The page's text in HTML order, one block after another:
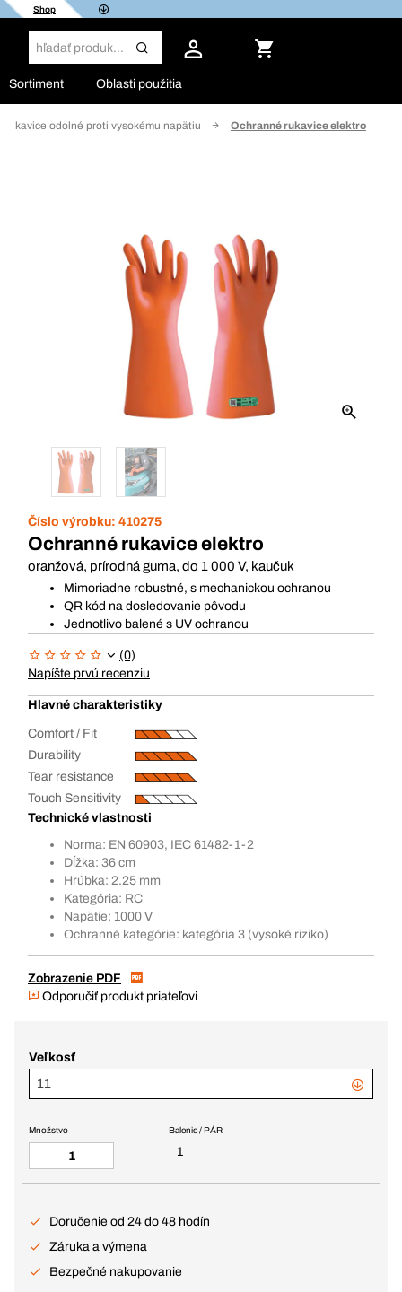
Shop
Sortiment Oblasti použitia
Rukavice odolné proti vysokému napätiu Ochranné rukavice elektro
Číslo výrobku: 410275
Ochranné rukavice elektro
oranžová, prírodná guma, do 1 000 V, kaučuk
Mimoriadne robustné, s mechanickou ochranou
QR kód na dosledovanie pôvodu
Jednotlivo balené s UV ochranou
(0)
Napíšte prvú recenziu
Hlavné charakteristiky
Comfort / Fit
Durability
Tear resistance
Touch Sensitivity
Technické vlastnosti
Norma: EN 60903, IEC 61482-1-2
Dĺžka: 36 cm
Hrúbka: 2.25 mm
Kategória: RC
Napätie: 1000 V
Ochranné kategórie: kategória 3 (vysoké riziko)
Zobrazenie PDF
Odporučiť produkt priateľovi
Veľkosť
11
Balenie / PÁR
1
Množstvo
Doručenie od 24 do 48 hodín
Záruka a výmena
Bezpečné nakupovanie